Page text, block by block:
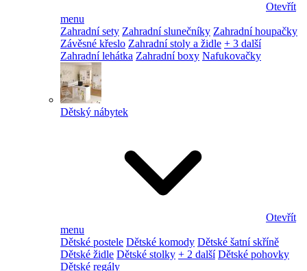
Otevřít
menu
Zahradní sety Zahradní slunečníky Zahradní houpačky
Závěsné křeslo Zahradní stoly a židle + 3 další
Zahradní lehátka Zahradní boxy Nafukovačky
Dětský nábytek
Otevřít
menu
Dětské postele Dětské komody Dětské šatní skříně
Dětské židle Dětské stolky + 2 další Dětské pohovky
Dětské regály